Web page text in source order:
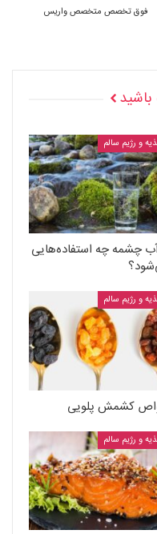
فوق تخصص متخصص واریس
و رژیم سالم
چشمه چه استفاده‌هایی
و رژیم سالم
کشمش پلویی
و رژیم سالم